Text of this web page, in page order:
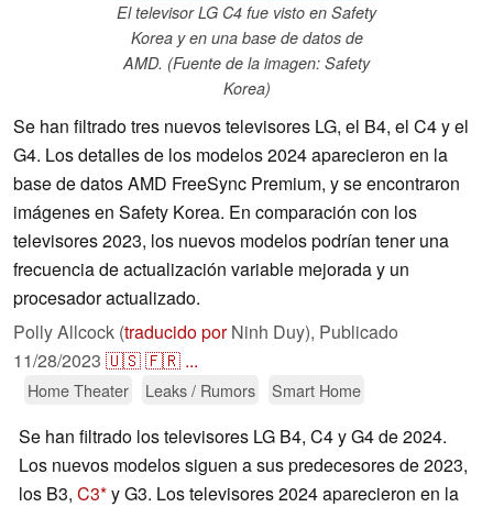
El televisor LG C4 fue visto en Safety
Korea y en una base de datos de
AMD. (Fuente de la imagen: Safety
Korea)
Se han filtrado tres nuevos televisores LG, el B4, el C4 y el
G4. Los detalles de los modelos 2024 aparecieron en la
base de datos AMD FreeSync Premium, y se encontraron
imágenes en Safety Korea. En comparación con los
televisores 2023, los nuevos modelos podrían tener una
frecuencia de actualización variable mejorada y un
procesador actualizado.
Polly Allcock (traducido porNinh Duy), Publicado
11/28/2023 🇺🇸🇫🇷 ...
Home Theater Leaks / Rumors Smart Home
Se han filtrado los televisores LG B4, C4 y G4 de 2024.
Los nuevos modelos siguen a sus predecesores de 2023,
los B3, C3 y G3. Los televisores 2024 aparecieron en la